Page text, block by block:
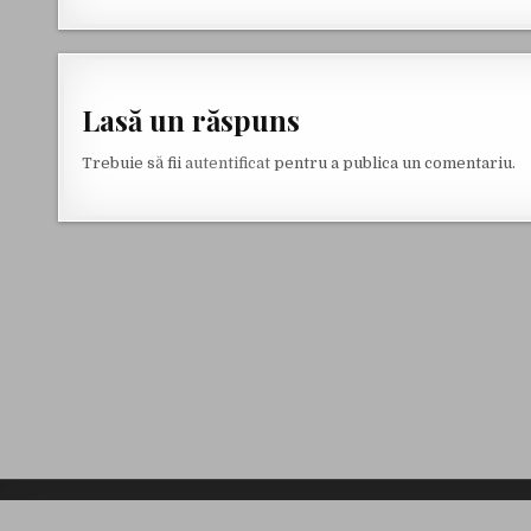
Lasă un răspuns
Trebuie să fiiautentificat pentru a publica un comentariu.